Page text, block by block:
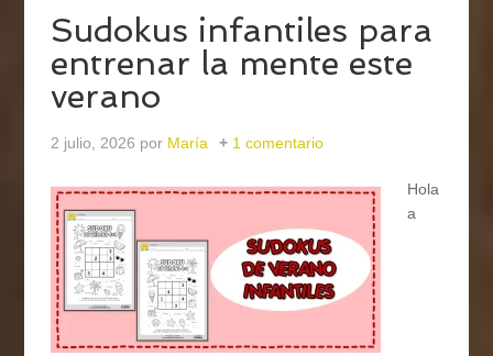
Sudokus infantiles para
entrenar la mente este
verano
2 julio, 2026 por María 1 comentario
Hola
a